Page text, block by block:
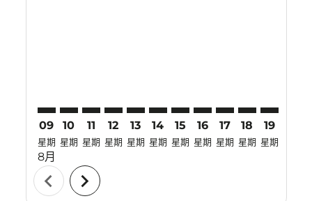
09
星期
8月
10
星期
11
星期
12
星期
13
星期
14
星期
15
星期
16
星期
17
星期
18
星期
19
星期
chevron_left chevron_right